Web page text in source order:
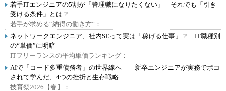
若手ITエンジニアの5割が「管理職になりたくない」 それでも「引き
受ける条件」とは？
若手が求める“納得の働き方”：
ネットワークエンジニア、社内SEって実は「稼げる仕事」？ IT職種別
の“単価”に明暗
ITフリーランスの平均単価ランキング：
AIで「コード多重債務者」の世界線へ――新卒エンジニアが実務でボコ
されて学んだ、4つの挫折と生存戦略
技育祭2026【春】：